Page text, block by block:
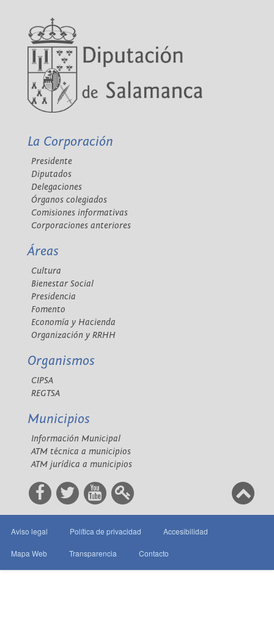
La Corporación
Presidente
Diputados
Delegaciones
Órganos colegiados
Comisiones informativas
Corporaciones anteriores
Áreas
Cultura
Bienestar Social
Presidencia
Fomento
Economía y Hacienda
Organización y RRHH
Organismos
CIPSA
REGTSA
Municipios
Información Municipal
ATM técnica a municipios
ATM jurídica a municipios
Aviso legal Política de privacidad Accesibilidad
Mapa Web Transparencia Contacto